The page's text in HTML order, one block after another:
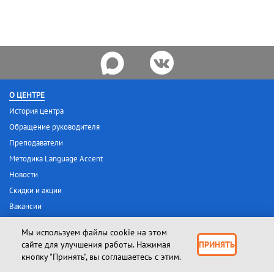
О ЦЕНТРЕ
История центра
Обращение руководителя
Преподаватели
Методика Language Accent
Новости
Скидки и акции
Вакансии
Филиалы в Волгограде
Сведения об образовательной организации
Мы используем файлы cookie на этом
сайте для улучшения работы. Нажимая
кнопку "Принять", вы соглашаетесь с этим.
ПРИНЯТЬ